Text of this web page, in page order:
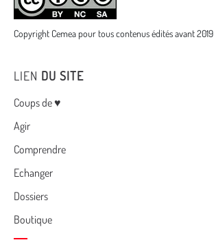
Copyright Cemea pour tous contenus édités avant 2019
LIEN DU SITE
Menu
Coups de ♥
Agir
Comprendre
Echanger
Dossiers
Boutique